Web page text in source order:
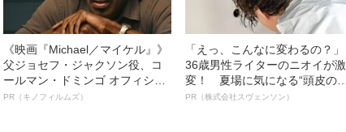
《映画『Michael／マイケル』》
父ジョセフ・ジャクソン役、コ
ールマン・ドミンゴ オフィシャ
ルインタビュー“観客を魅了した
PR（キノフィルムズ）
「えっ、こんなに変わるの？」
36歳男性ライターのニオイが激
変！ 夏場に気になる“頭皮のニ
オイ”や“ベタつき”を解消す
PR（株式会社スヴェンソン）